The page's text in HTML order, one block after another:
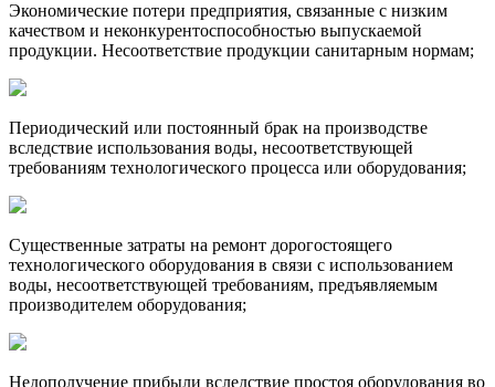
Экономические потери предприятия, связанные с низким
качеством и неконкурентоспособностью выпускаемой
продукции. Несоответствие продукции санитарным нормам;
Периодический или постоянный брак на производстве
вследствие использования воды, несоответствующей
требованиям технологического процесса или оборудования;
Существенные затраты на ремонт дорогостоящего
технологического оборудования в связи с использованием
воды, несоответствующей требованиям, предъявляемым
производителем оборудования;
Недополучение прибыли вследствие простоя оборудования во